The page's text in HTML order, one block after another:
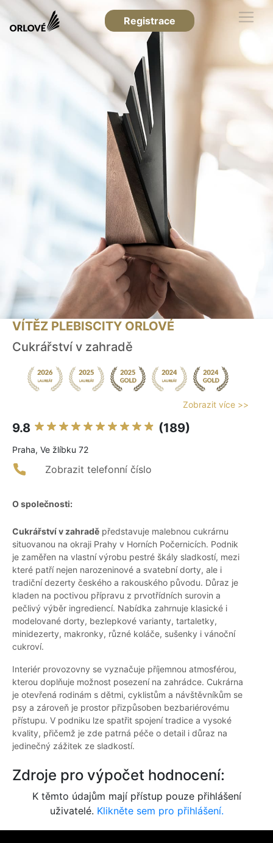
Registrace
VÍTĚZ PLEBISCITY ORLOVÉ
Cukrářství v zahradě
Zobrazit více >>
9.8 (189)
Praha, Ve žlíbku 72
Zobrazit telefonní číslo
O společnosti:
Cukrářství v zahradě představuje malebnou cukrárnu
situovanou na okraji Prahy v Horních Počernicích. Podnik
je zaměřen na vlastní výrobu pestré škály sladkostí, mezi
které patří nejen narozeninové a svatební dorty, ale i
tradiční dezerty českého a rakouského původu. Důraz je
kladen na poctivou přípravu z prvotřídních surovin a
pečlivý výběr ingrediencí. Nabídka zahrnuje klasické i
modelované dorty, bezlepkové varianty, tartaletky,
minidezerty, makronky, různé koláče, sušenky i vánoční
cukroví.
Interiér provozovny se vyznačuje příjemnou atmosférou,
kterou doplňuje možnost posezení na zahrádce. Cukrárna
je otevřená rodinám s dětmi, cyklistům a návštěvníkům se
psy a zároveň je prostor přizpůsoben bezbariérovému
přístupu. V podniku lze spatřit spojení tradice a vysoké
kvality, přičemž je zde patrná péče o detail i důraz na
jedinečný zážitek ze sladkostí.
Zdroje pro výpočet hodnocení:
K těmto údajům mají přístup pouze přihlášení
uživatelé. Klikněte sem pro přihlášení.